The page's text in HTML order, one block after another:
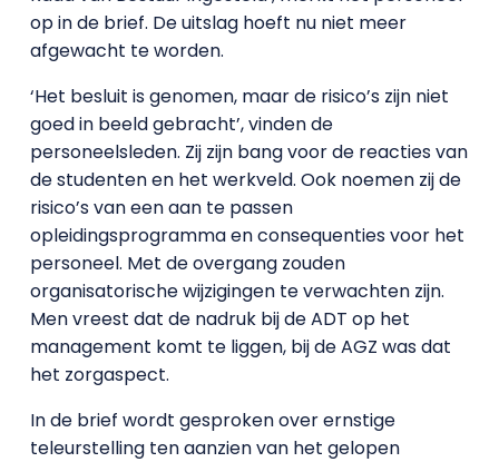
op in de brief. De uitslag hoeft nu niet meer
afgewacht te worden.
‘Het besluit is genomen, maar de risico’s zijn niet
goed in beeld gebracht’, vinden de
personeelsleden. Zij zijn bang voor de reacties van
de studenten en het werkveld. Ook noemen zij de
risico’s van een aan te passen
opleidingsprogramma en consequenties voor het
personeel. Met de overgang zouden
organisatorische wijzigingen te verwachten zijn.
Men vreest dat de nadruk bij de ADT op het
management komt te liggen, bij de AGZ was dat
het zorgaspect.
In de brief wordt gesproken over ernstige
teleurstelling ten aanzien van het gelopen